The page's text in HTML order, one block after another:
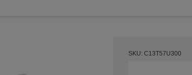
SKU: C13T57U300